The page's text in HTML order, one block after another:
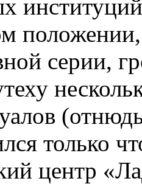
серии,
только
центр